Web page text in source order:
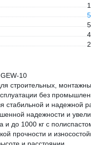
10
строительных,
без
стабильной и надежной
надежности и
и до 1000 кг с
прочности и